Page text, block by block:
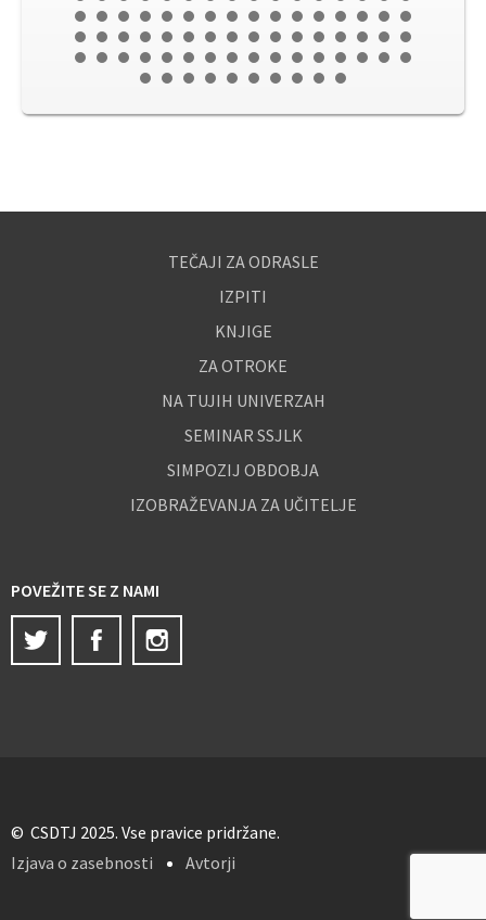
TEČAJI ZA ODRASLE
IZPITI
KNJIGE
ZA OTROKE
NA TUJIH UNIVERZAH
SEMINAR SSJLK
SIMPOZIJ OBDOBJA
IZOBRAŽEVANJA ZA UČITELJE
POVEŽITE SE Z NAMI
Twitter
Facebook
© CSDTJ 2025. Vse pravice pridržane.
Izjava o zasebnosti
Avtorji